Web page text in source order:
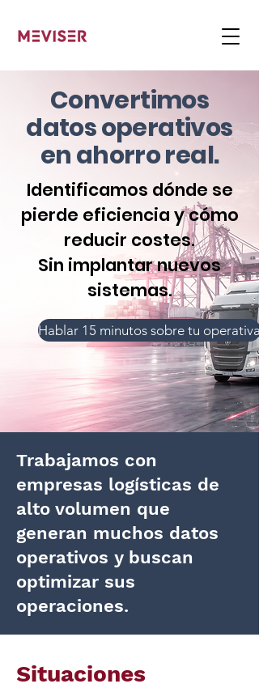
Convertimos
datos operativos
en ahorro real.
Identificamos dónde se
pierde eficiencia y cómo
reducir costes.
Sin implantar nuevos
sistemas.
Hablar 15 minutos sobre tu operativa
Trabajamos con
empresas logísticas de
alto volumen que
generan muchos datos
operativos y buscan
optimizar sus
operaciones.
Situaciones